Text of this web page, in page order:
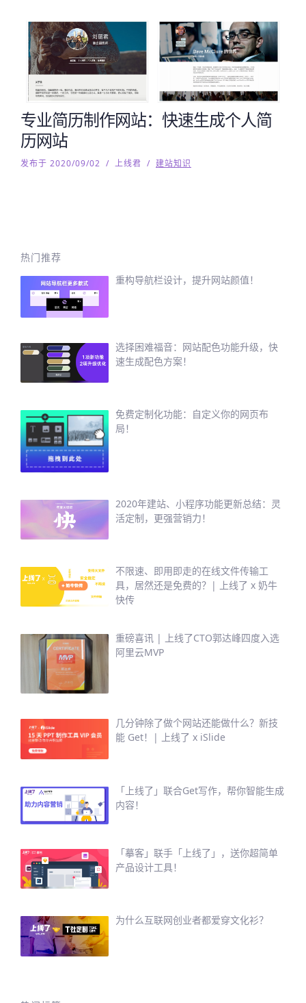
专业简历制作网站：快速生成个人简
历网站
发布于 2020/09/02 / 上线君 / 建站知识
热门推荐
重构导航栏设计，提升网站颜值！
选择困难福音：网站配色功能升级，快
速生成配色方案！
免费定制化功能：自定义你的网页布
局！
2020年建站、小程序功能更新总结：灵
活定制，更强营销力！
不限速、即用即走的在线文件传输工
具，居然还是免费的？| 上线了 x 奶牛
快传
重磅喜讯 | 上线了CTO郭达峰四度入选
阿里云MVP
几分钟除了做个网站还能做什么？新技
能 Get！| 上线了 x iSlide
「上线了」联合Get写作，帮你智能生成
内容！
「摹客」联手「上线了」，送你超简单
产品设计工具！
为什么互联网创业者都爱穿文化衫？